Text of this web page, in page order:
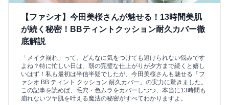
【ファシオ】今田美桜さんが魅せる！13時間美肌
が続く秘密！BBティントクッション耐久カバー徹
底解説
「メイク崩れ」って、どんなに気をつけても避けられない悩みです
よね？特に忙しい日は、朝の完璧な仕上がりが夕方まで続くと嬉し
いはず！私も最初は半信半疑でしたが、今田美桜さんも魅せる「フ
ァシオ BB ティント クッション 耐久カバー」の実力に驚きました。
この記事を読めば、毛穴・色ムラをカバーしつつ、本当に13時間も
崩れないツヤ肌を叶える魔法の秘密がすべてわかりますよ。